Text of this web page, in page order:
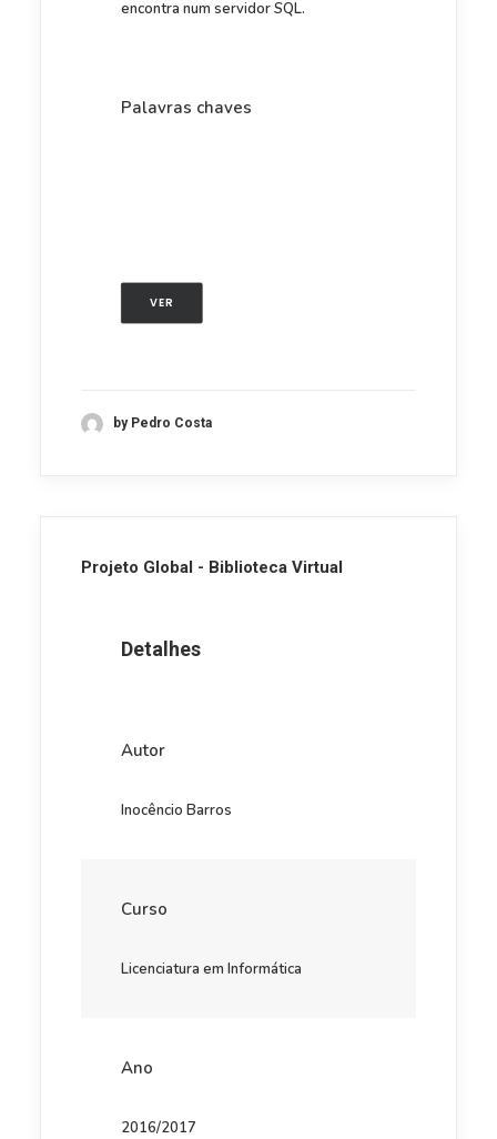
encontra num servidor SQL.
Palavras chaves
VER
by Pedro Costa
Projeto Global - Biblioteca Virtual
Detalhes
Autor
Inocêncio Barros
Curso
Licenciatura em Informática
Ano
2016/2017